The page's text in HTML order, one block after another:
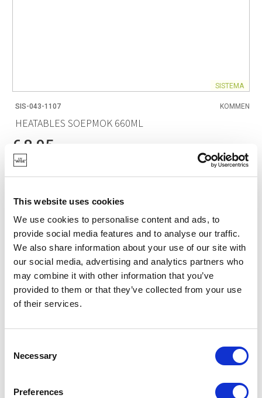
This website uses cookies
We use cookies to personalise content and ads, to
provide social media features and to analyse our traffic.
We also share information about your use of our site with
our social media, advertising and analytics partners who
may combine it with other information that you’ve
provided to them or that they’ve collected from your use
of their services.
Selection
Necessary
Preferences
SISTEMA
SIS-043-1107 KOMMEN
HEATABLES SOEPMOK 660ML
€ 8,95
NIEUW